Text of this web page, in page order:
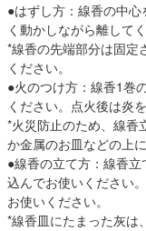
●はずし方：線香の中
く動かしながら離してく
*線香の先端部分は固定
ください。
●火のつけ方：線香1巻
ください。点火後は炎
*火災防止のため、線香
か金属のお皿などの上
●線香の立て方：線香
込んでお使いください
お使いください。
*線香皿にたまった灰は